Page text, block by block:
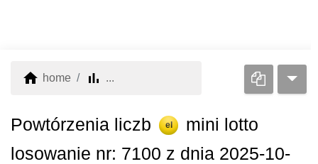
home home bar_chart ...
Powtórzenia liczb el
mini lotto
losowanie nr: 7100 z dnia 2025-10-